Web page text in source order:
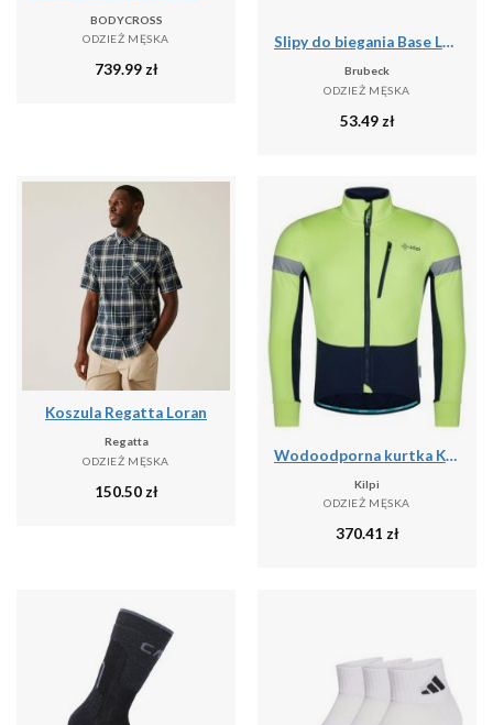
BODYCROSS
ODZIEŻ MĘSKA
739.99 zł
Slipy do biegania Base Layer Ultra Light 3D Męskie
Brubeck
ODZIEŻ MĘSKA
53.49 zł
Koszula Regatta Loran
Regatta
ODZIEŻ MĘSKA
150.50 zł
Wodoodporna kurtka Kilpi Velover
Kilpi
ODZIEŻ MĘSKA
370.41 zł